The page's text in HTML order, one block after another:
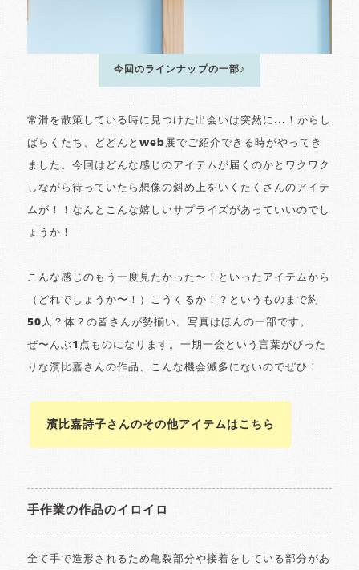
今回のラインナップの一部♪
常滑を散策している時に見つけた出会いは突然に...！からし
ばらくたち、どどんとweb展でご紹介できる時がやってき
ました。今回はどんな感じのアイテムが届くのかとワクワク
しながら待っていたら想像の斜め上をいくたくさんのアイテ
ムが！！なんとこんな嬉しいサプライズがあっていいのでし
ょうか！
こんな感じのもう一度見たかった〜！といったアイテムから
（どれでしょうか〜！）こうくるか！？というものまで約
50人？体？の皆さんが勢揃い。写真はほんの一部です。
ぜ〜んぶ1点ものになります。一期一会という言葉がぴった
りな濱比嘉さんの作品、こんな機会滅多にないのでぜひ！
濱比嘉詩子さんのその他アイテムはこちら
手作業の作品のイロイロ
全て手で造形されるため亀裂部分や接着をしている部分があ